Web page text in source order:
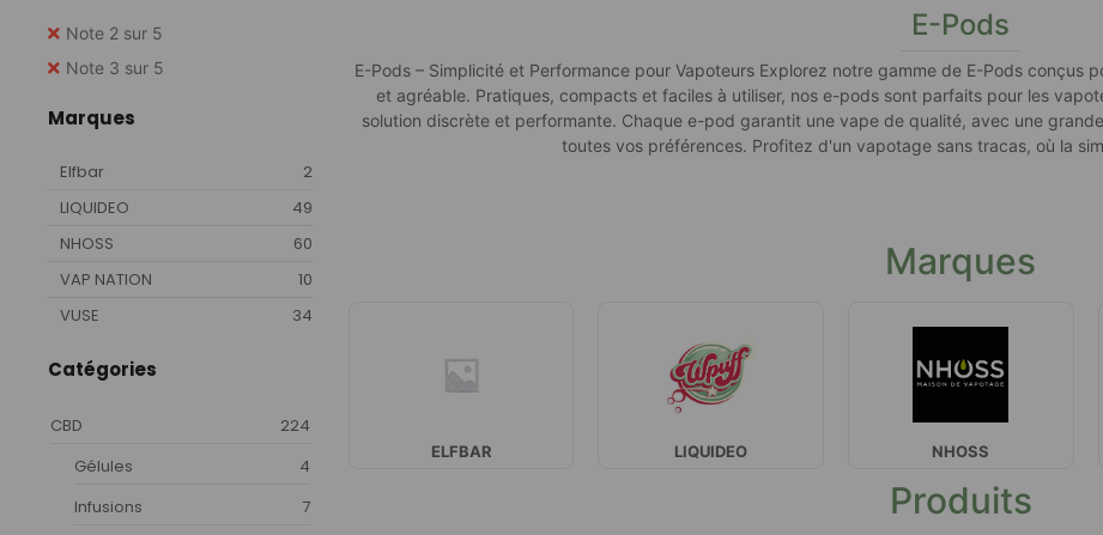
Note 2 sur 5
Note 3 sur 5
Marques
Elfbar
2
LIQUIDEO
49
NHOSS
60
VAP NATION
10
VUSE
34
Catégories
CBD
224
Gélules
4
Infusions
7
E-Pods
E-Pods – Simplicité et Performance pour Vapoteurs Explorez notre gamme de E-Pods
et agréable. Pratiques, compacts et faciles à utiliser, nos e-pods sont parfaits pour les
solution discrète et performante. Chaque e-pod garantit une vape de qualité, avec une
toutes vos préférences. Profitez d'un vapotage sans tracas, où la
Marques
ELFBAR LIQUIDEO NHOSS
Produits